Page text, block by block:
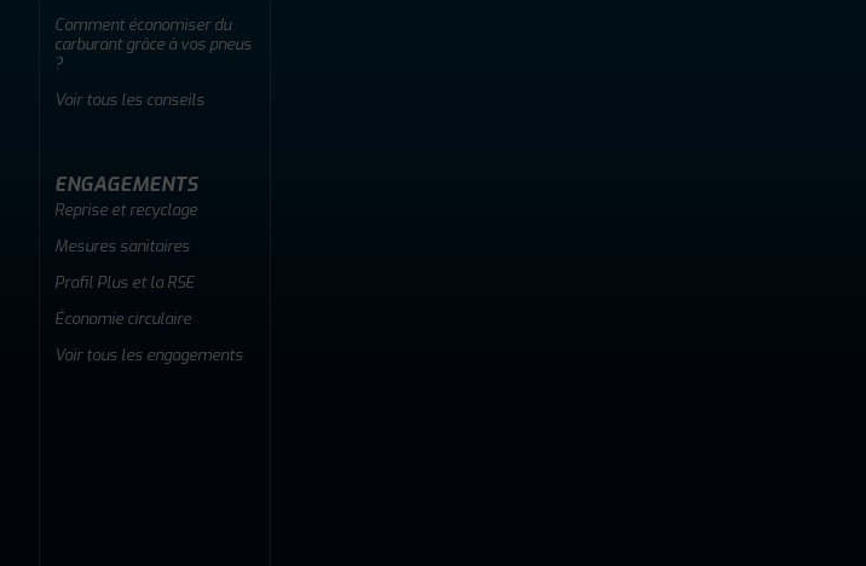
Comment économiser du
carburant grâce à vos pneus
?
Voir tous les conseils
ENGAGEMENTS
Reprise et recyclage
Mesures sanitaires
Profil Plus et la RSE
Économie circulaire
Voir tous les engagements